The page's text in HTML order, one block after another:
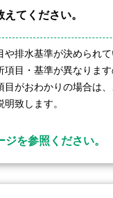
てください。
排水基準が決められ
目・基準が異なりま
がおわかりの場合は
致します。
を参照ください。